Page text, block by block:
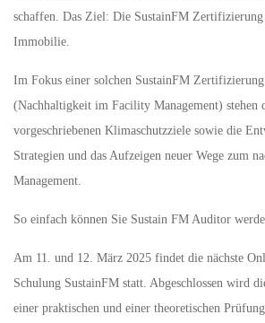
schaffen. Das Ziel: Die SustainFM
Immobilie.
Im Fokus einer solchen SustainFM
(Nachhaltigkeit im Facility Management) stehen
vorgeschriebenen Klimaschutzziele sowie die
Strategien und das Aufzeigen neuer Wege zum
Management.
So einfach können Sie Sustain FM Auditor
Am 11. und 12. März 2025 findet die nächste
Schulung SustainFM statt. Abgeschlossen wird
einer praktischen und einer theoretischen